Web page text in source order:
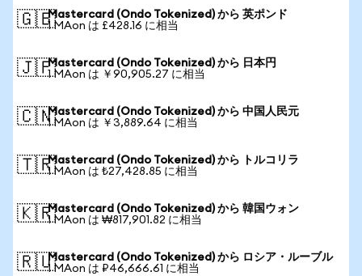
🇬🇧Mastercard (Ondo Tokenized) から 英ポンド
1 MAon は £428.16 に相当
🇯🇵Mastercard (Ondo Tokenized) から 日本円
1 MAon は ￥90,905.27 に相当
🇨🇳Mastercard (Ondo Tokenized) から 中国人民元
1 MAon は ￥3,889.64 に相当
🇹🇷Mastercard (Ondo Tokenized) から トルコリラ
1 MAon は ₺27,428.85 に相当
🇰🇷Mastercard (Ondo Tokenized) から 韓国ウォン
1 MAon は ₩817,901.82 に相当
🇷🇺Mastercard (Ondo Tokenized) から ロシア・ルーブル
1 MAon は ₽46,666.61 に相当